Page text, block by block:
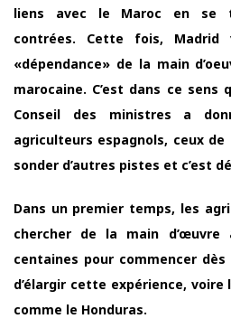
liens avec le Maroc en se
contrées. Cette fois,
«dépendance» de la main
marocaine. C’est dans ce sens
Conseil des ministres a
agriculteurs espagnols, ceux
sonder d’autres pistes et c’est
Dans un premier temps, les
chercher de la main d’œuvre
centaines pour commencer dès
d’élargir cette expérience, voire
comme le Honduras.